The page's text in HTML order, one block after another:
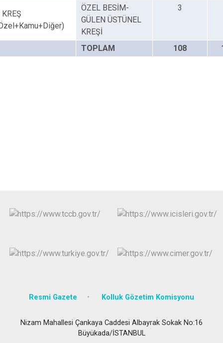
KREŞ
ÖZEL BESİM-
GÜLEN ÜSTÜNEL
KREŞİ
3
TOPLAM 108
Resmi Gazete Kolluk Gözetim Komisyonu
Nizam Mahallesi Çankaya Caddesi Albayrak Sokak No:16
Büyükada/İSTANBUL